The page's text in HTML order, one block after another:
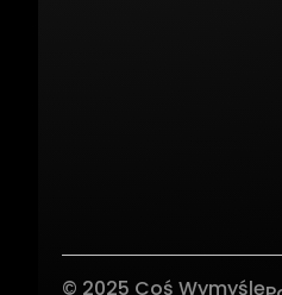
© 2025 Coś Wymyślę